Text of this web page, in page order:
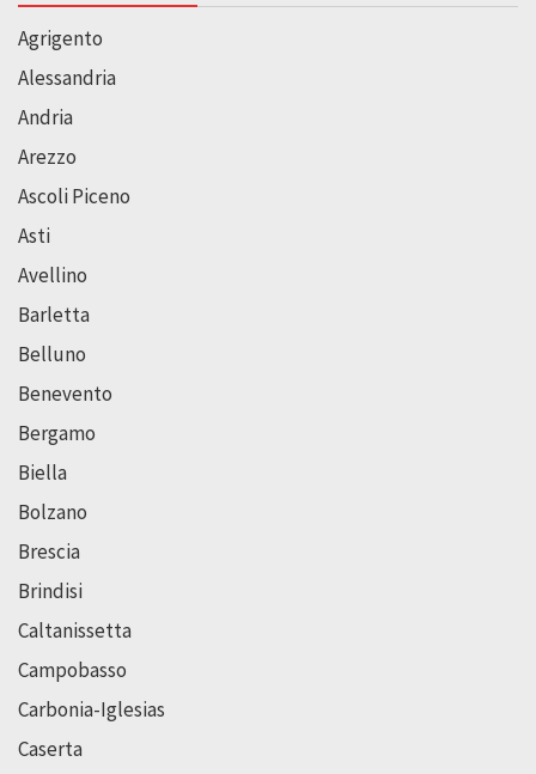
Agrigento
Alessandria
Andria
Arezzo
Ascoli Piceno
Asti
Avellino
Barletta
Belluno
Benevento
Bergamo
Biella
Bolzano
Brescia
Brindisi
Caltanissetta
Campobasso
Carbonia-Iglesias
Caserta